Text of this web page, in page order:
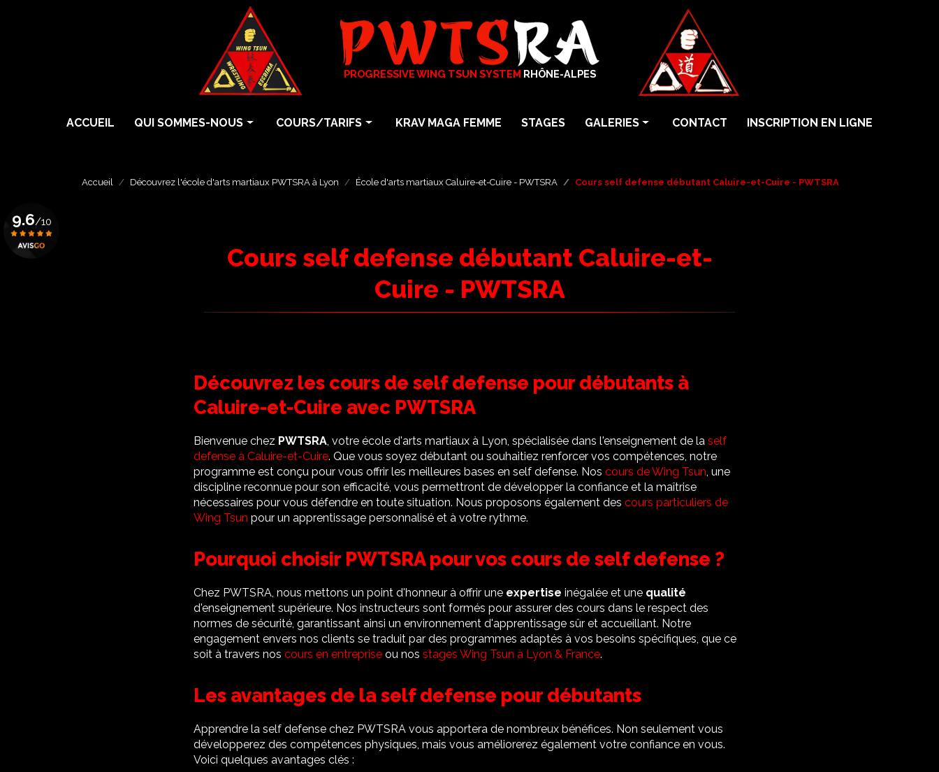
PROGRESSIVE WING TSUN SYSTEM RHÔNE-ALPES
ACCUEIL
QUI SOMMES-NOUS
Écoles
COURS/TARIFS
Cours particuliers
Krav Maga Femme Self Défense
KRAV MAGA FEMME STAGES GALERIES
Vidéos
CONTACT INSCRIPTION EN LIGNE
9.6/10
Accueil Découvrez l'école d'arts martiaux PWTSRA à Lyon École d'arts martiaux Caluire-et-Cuire - PWTSRA Cours self defense débutant Caluire-et-Cuire - PWTSRA
Cours self defense débutant Caluire-et-
Cuire - PWTSRA
Découvrez les cours de self defense pour débutants à
Caluire-et-Cuire avec PWTSRA
Bienvenue chez PWTSRA, votre école d'arts martiaux à Lyon, spécialisée dans l'enseignement de la self
defense à Caluire-et-Cuire. Que vous soyez débutant ou souhaitiez renforcer vos compétences, notre
programme est conçu pour vous offrir les meilleures bases en self defense. Nos cours de Wing Tsun, une
discipline reconnue pour son efficacité, vous permettront de développer la confiance et la maîtrise
nécessaires pour vous défendre en toute situation. Nous proposons également des cours particuliers de
Wing Tsun pour un apprentissage personnalisé et à votre rythme.
Pourquoi choisir PWTSRA pour vos cours de self defense ?
Chez PWTSRA, nous mettons un point d'honneur à offrir une expertise inégalée et une qualité
d'enseignement supérieure. Nos instructeurs sont formés pour assurer des cours dans le respect des
normes de sécurité, garantissant ainsi un environnement d'apprentissage sûr et accueillant. Notre
engagement envers nos clients se traduit par des programmes adaptés à vos besoins spécifiques, que ce
soit à travers nos cours en entreprise ou nos stages Wing Tsun à Lyon & France.
Les avantages de la self defense pour débutants
Apprendre la self defense chez PWTSRA vous apportera de nombreux bénéfices. Non seulement vous
développerez des compétences physiques, mais vous améliorerez également votre confiance en vous.
Voici quelques avantages clés :